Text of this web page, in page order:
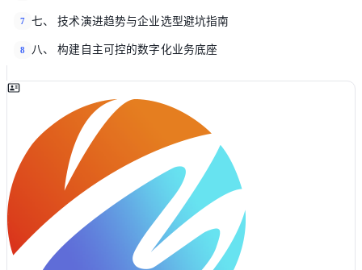
7 七、 技术演进趋势与企业选型避坑指南
8 八、 构建自主可控的数字化业务底座